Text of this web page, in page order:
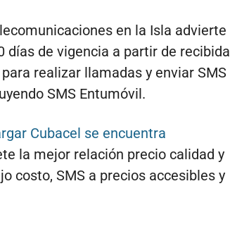
en la Isla advierte
días de vigencia a partir de recibida
realizar llamadas y enviar SMS
SMS Entumóvil.
Cubacel se encuentra
la mejor relación precio calidad y
costo, SMS a precios accesibles y